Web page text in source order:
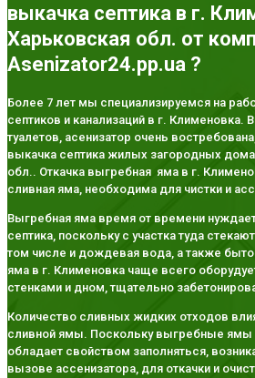
выкачка септика в г.
Харьковская обл. от
Asenizator24.pp.ua ?
Более 7 лет мы специализируемся на
септиков и канализаций в г.
туалетов, асенизатор очень
выкачка септика жилых загородных
обл.. Откачка выгребная яма в г.
сливная яма, необходима для чистки и
Выгребная яма время от времени
септика, поскольку с участка туда
том числе и дождевая вода, а также
яма в г. Клименовка чаще всего
стенками и дном, тщательно
Количество сливных жидких отходов
сливной ямы. Поскольку выгребные ямы
обладает свойством заполняться,
вызове ассенизатора, для откачки и